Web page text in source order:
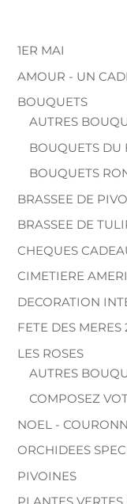
1ER MAI
AMOUR - UN
BOUQUETS
AUTRES
BOUQUETS DU
BOUQUETS
BRASSEE DE
BRASSEE DE
CHEQUES
CIMETIERE
DECORATION
FETE DES
LES ROSES
AUTRES
COMPOSEZ
NOEL -
ORCHIDEES
PIVOINES